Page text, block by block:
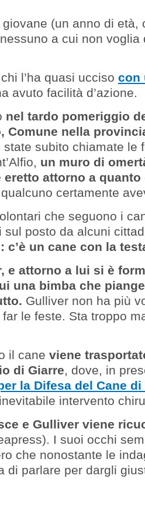
(un anno di età,
a cui non
l’ha quasi ucciso con
avuto facilità d’azione.
nel tardo pomeriggio
Comune nella
subito chiamate le
un muro di
eretto attorno a quanto
certamente
che seguono i
sul posto da alcuni
c’è un cane con la
e attorno a lui si è
una bimba che
Gulliver non ha più
le feste. Sta troppo
il cane viene
di Giarre , dove, in
la Difesa del Cane di
intervento
e Gulliver viene
I suoi occhi
che nonostante le
di parlare per dargli